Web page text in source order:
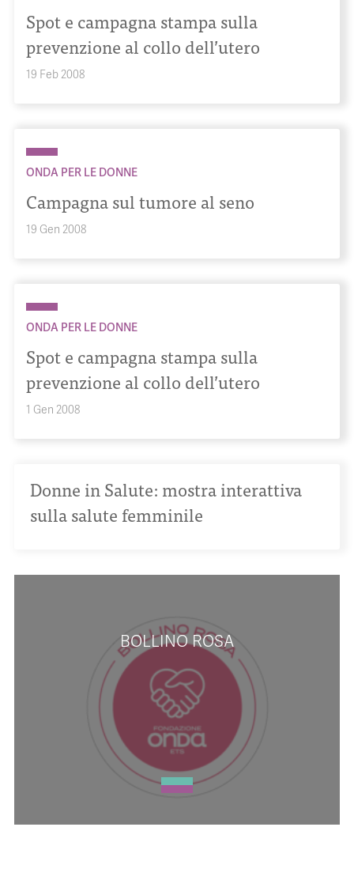
Spot e campagna stampa sulla
prevenzione al collo dell’utero
19 Feb 2008
ONDA PER LE DONNE
Campagna sul tumore al seno
19 Gen 2008
ONDA PER LE DONNE
Spot e campagna stampa sulla
prevenzione al collo dell’utero
1 Gen 2008
Donne in Salute: mostra interattiva
sulla salute femminile
BOLLINO ROSA